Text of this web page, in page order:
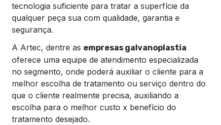
tecnologia suficiente para tratar a superfície da
qualquer peça sua com qualidade, garantia e
segurança.
A Artec, dentre as empresas galvanoplastia
oferece uma equipe de atendimento especializada
no segmento, onde poderá auxiliar o cliente para a
melhor escolha de tratamento ou serviço dentro do
que o cliente realmente precisa, auxiliando a
escolha para o melhor custo x benefício do
tratamento desejado.